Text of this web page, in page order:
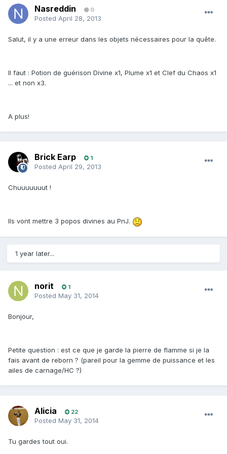
Nasreddin 0
Posted April 28, 2013
Salut, il y a une erreur dans les objets nécessaires pour la quête.
Il faut : Potion de guérison Divine x1, Plume x1 et Clef du Chaos x1
... et non x3.
A plus!
Brick Earp 1
Posted April 29, 2013
Chuuuuuuut !
Ils vont mettre 3 popos divines au PnJ.
1 year later...
norit 1
Posted May 31, 2014
Bonjour,
Petite question : est ce que je garde la pierre de flamme si je la
fais avant de reborn ? (pareil pour la gemme de puissance et les
ailes de carnage/HC ?)
Alicia 22
Posted May 31, 2014
Tu gardes tout oui.